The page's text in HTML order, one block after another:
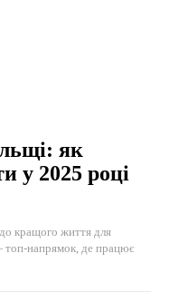
як
у 2025 році
кращого життя для
топ-напрямок, де працює